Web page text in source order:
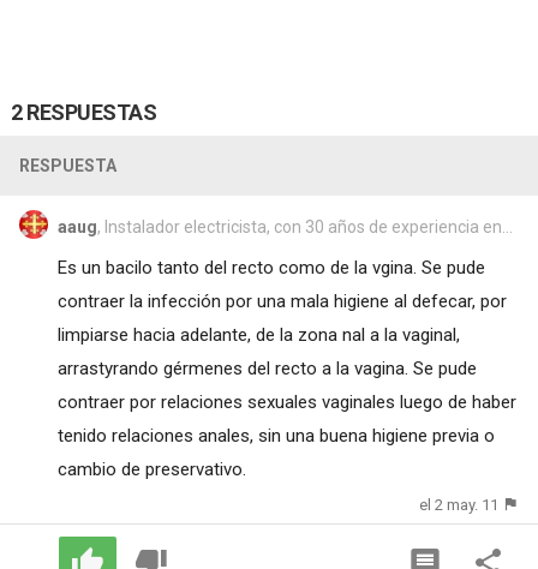
2 RESPUESTAS
RESPUESTA
aaug, Instalador electricista, con 30 años de experiencia en...
Es un bacilo tanto del recto como de la vgina. Se pude
contraer la infección por una mala higiene al defecar, por
limpiarse hacia adelante, de la zona nal a la vaginal,
arrastyrando gérmenes del recto a la vagina. Se pude
contraer por relaciones sexuales vaginales luego de haber
tenido relaciones anales, sin una buena higiene previa o
cambio de preservativo.
el 2 may. 11